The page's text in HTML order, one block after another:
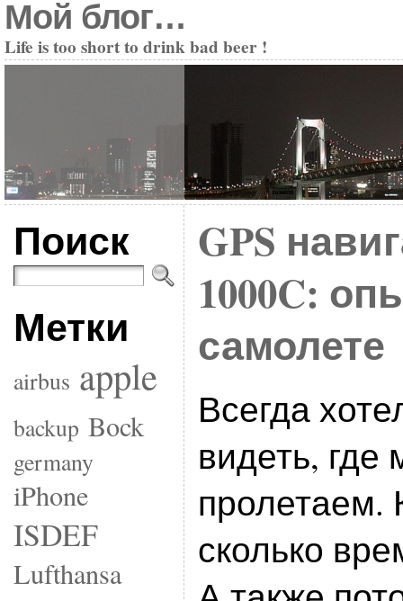
Мой блог…
Life is too short to drink bad beer !
Поиск
Метки
airbus apple
backup Bock
germany
iPhone
ISDEF
Lufthansa
GPS
1000C:
самолете
Всегда
видеть,
пролетаем.
сколько